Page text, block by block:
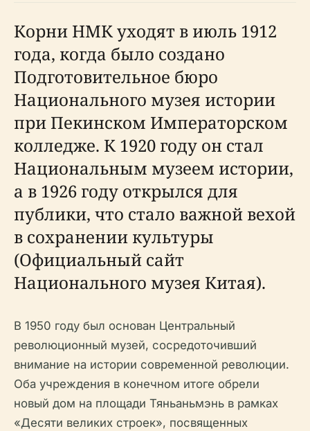
Корни НМК уходят в июль 1912
года, когда было создано
Подготовительное бюро
Национального музея истории
при Пекинском Императорском
колледже. К 1920 году он стал
Национальным музеем истории,
а в 1926 году открылся для
публики, что стало важной вехой
в сохранении культуры
(Официальный сайт
Национального музея Китая).
В 1950 году был основан Центральный
революционный музей, сосредоточивший
внимание на истории современной революции.
Оба учреждения в конечном итоге обрели
новый дом на площади Тяньаньмэнь в рамках
«Десяти великих строек», посвященных